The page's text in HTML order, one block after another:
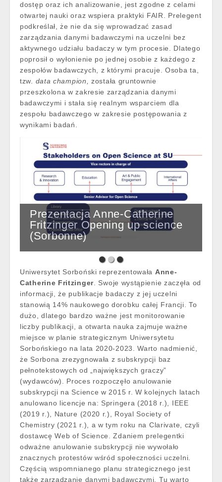
dostęp oraz ich analizowanie, jest zgodne z celami
otwartej nauki oraz wspiera praktyki FAIR. Prelegent
podkreślał, że nie da się wprowadzać zasad
zarządzania danymi badawczymi na uczelni bez
aktywnego udziału badaczy w tym procesie. Dlatego
poprosił o wyłonienie po jednej osobie z każdego z
zespołów badawczych, z którymi pracuje. Osoba ta,
tzw. data champion,
została gruntownie
przeszkolona w zakresie zarządzania danymi
badawczymi i stała się realnym wsparciem dla
zespołu badawczego w zakresie postępowania z
wynikami badań.
Prezentacja Anne-Catherine
Fritzinger Opening up science
(Sorbonne)
Uniwersytet Sorboński reprezentowała Anne-
Catherine Fritzinger . Swoje wystąpienie zaczęła od
informacji, że publikacje badaczy z jej uczelni
stanowią 14% naukowego dorobku całej Francji. To
dużo, dlatego bardzo ważne jest monitorowanie
liczby publikacji, a otwarta nauka zajmuje ważne
miejsce w planie strategicznym Uniwersytetu
Sorbońskiego na lata 2020-2023. Warto nadmienić,
że Sorbona zrezygnowała z subskrypcji baz
pełnotekstowych od „największych graczy”
(wydawców). Proces rozpoczęło anulowanie
subskrypcji na Science w 2015 r. W kolejnych latach
anulowano licencje na: Springera (2018 r.), IEEE
(2019 r.), Nature (2020 r.), Royal Society of
Chemistry (2021 r.), a w tym roku na Clarivate, czyli
dostawcę Web of Science. Zdaniem prelegentki
odważne anulowanie subskrypcji nie wywołało
znacznych protestów wśród społeczności uczelni.
Częścią wspomnianego planu strategicznego jest
także zarządzanie danymi badawczymi. Tu warto